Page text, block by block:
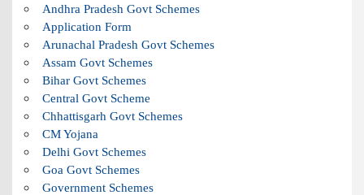
Andhra Pradesh Govt Schemes
Application Form
Arunachal Pradesh Govt Schemes
Assam Govt Schemes
Bihar Govt Schemes
Central Govt Scheme
Chhattisgarh Govt Schemes
CM Yojana
Delhi Govt Schemes
Goa Govt Schemes
Government Schemes